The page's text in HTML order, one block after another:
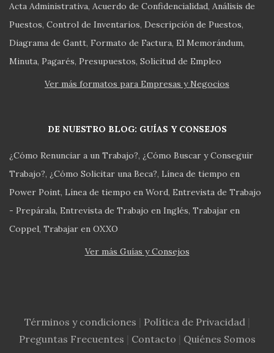
Acta Administrativa Acuerdo de Confidencialidad Análisis de
Puestos Control de Inventarios Descripción de Puestos
Diagrama de Gantt Formato de Factura El Memorándum
Minuta Pagarés Presupuestos Solicitud de Empleo
Ver más formatos para Empresas y Negocios
DE NUESTRO BLOG: GUÍAS Y CONSEJOS
¿Cómo Renunciar a un Trabajo? ¿Cómo Buscar y Conseguir
Trabajo? ¿Cómo Solicitar una Beca? Línea de tiempo en
Power Point Línea de tiempo en Word Entrevista de Trabajo
- Prepárala Entrevista de Trabajo en Inglés Trabajar en
Coppel Trabajar en OXXO
Ver más Guías y Consejos
Términos y condiciones Política de Privacidad
Preguntas Frecuentes
Contacto Quiénes Somos